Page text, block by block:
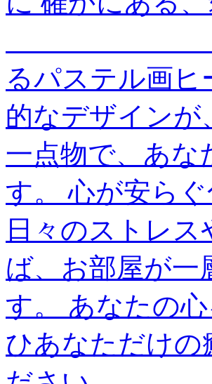
るパステル画
的なデザインが
一点物で、あな
す。 心が安ら
日々のストレ
ば、お部屋が一
す。 あなたの
ひあなただけの